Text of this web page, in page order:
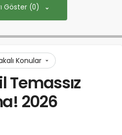
Göster (0)
Konular
Temassız
2026